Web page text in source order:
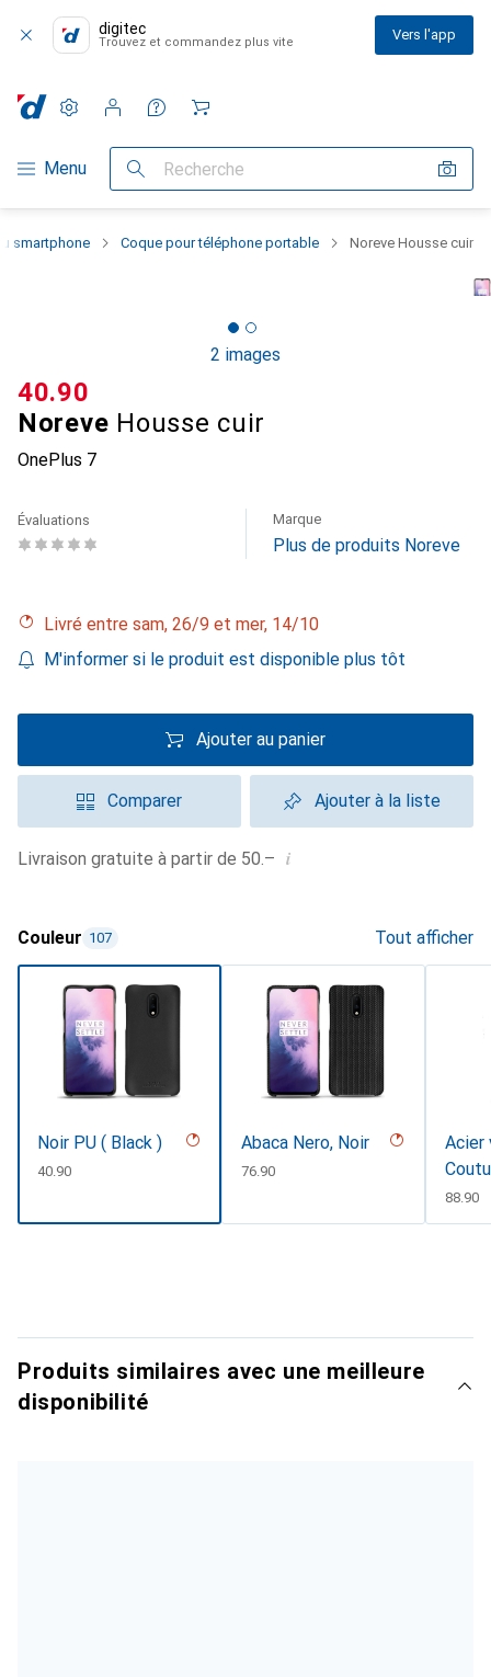
digitec
Trouvez et commandez plus vite Vers l'app
Navigation par catégorie
Menu Recherche
Paramètres
Compte client
Listes de comparaison
Listes d'envies
Panier
smartphone Coque pour téléphone portable Noreve Housse cuir
2 images
Noreve Housse cuir
OnePlus 7
CHF
40.90
Évaluations Marque
Plus de produits Noreve
Livré entre sam, 26/9 et mer, 14/10
M'informer si le produit est disponible plus tôt
Ajouter au panier
Comparer Ajouter à la liste
Livraison gratuite à partir de 50.– i
Couleur 107 Tout afficher
Noir PU ( Black )
CHF
40.90
Abaca Nero, Noir
CHF
76.90
Acier
CHF
88.90
Produits similaires avec une meilleure
disponibilité